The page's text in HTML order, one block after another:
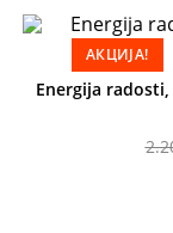
АКЦИЈА!
Energija